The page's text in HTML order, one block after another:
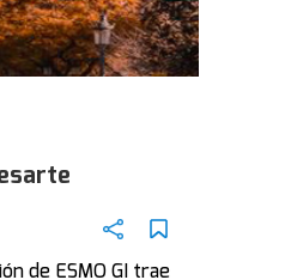
de ESMO GI trae